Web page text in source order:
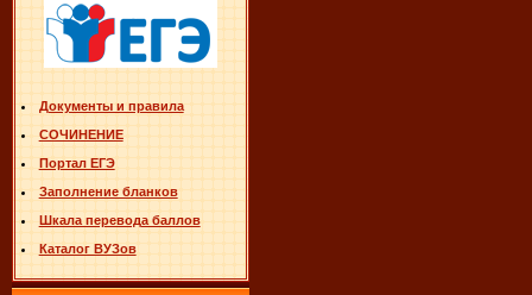
Документы и правила
СОЧИНЕНИЕ
Портал ЕГЭ
Заполнение бланков
Шкала перевода баллов
Каталог ВУЗов